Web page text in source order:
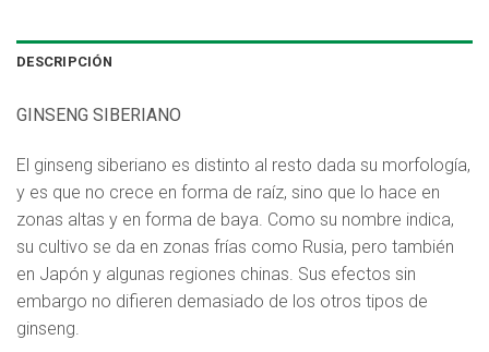
DESCRIPCIÓN
GINSENG SIBERIANO
El ginseng siberiano es distinto al resto dada su morfología,
y es que no crece en forma de raíz, sino que lo hace en
zonas altas y en forma de baya. Como su nombre indica,
su cultivo se da en zonas frías como Rusia, pero también
en Japón y algunas regiones chinas. Sus efectos sin
embargo no difieren demasiado de los otros tipos de
ginseng.